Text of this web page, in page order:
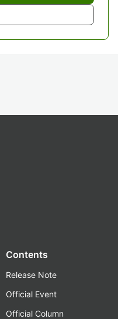
Contents
Release Note
Official Event
Official Column